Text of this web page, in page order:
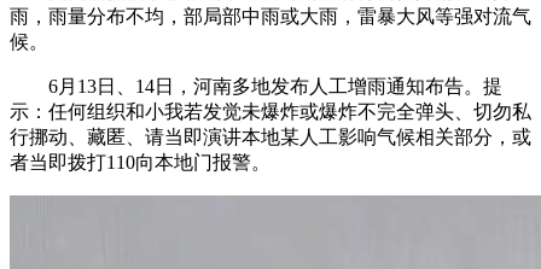
雨，雨量分布不均，部局部中雨或大雨，雷暴大风等强对流气
候。
6月13日、14日，河南多地发布人工增雨通知布告。提
示：任何组织和小我若发觉未爆炸或爆炸不完全弹头、切勿私
行挪动、藏匿、请当即演讲本地某人工影响气候相关部分，或
者当即拨打110向本地门报警。